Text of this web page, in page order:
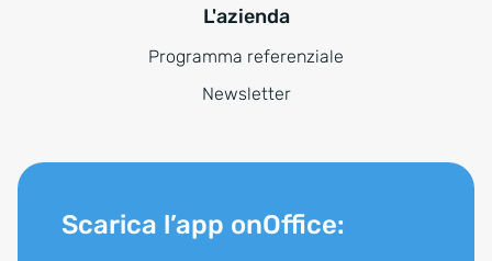
L'azienda
Programma referenziale
Newsletter
Scarica l’app onOffice: